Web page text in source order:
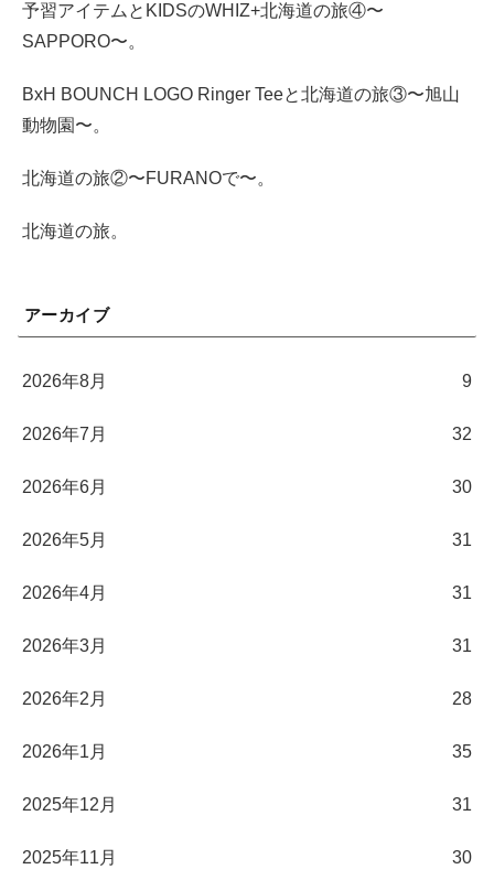
予習アイテムとKIDSのWHIZ+北海道の旅④〜
SAPPORO〜。
BxH BOUNCH LOGO Ringer Teeと北海道の旅③〜旭山
動物園〜。
北海道の旅②〜FURANOで〜。
北海道の旅。
アーカイブ
2026年8月 9
2026年7月 32
2026年6月 30
2026年5月 31
2026年4月 31
2026年3月 31
2026年2月 28
2026年1月 35
2025年12月 31
2025年11月 30